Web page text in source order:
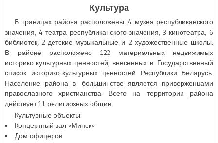
Культура
В границах района расположены: 4 музея республиканского
значения, 4 театра республиканского значения, 3 кинотеатра, 6
библиотек, 2 детские музыкальные и 2 художественные школы.
В районе расположено 122 материальных недвижимых
историко-культурных ценностей, внесенных в Государственный
список историко-культурных ценностей Республики Беларусь.
Население района в большинстве является приверженцами
православного христианства. Всего на территории района
действует 11 религиозных общин.
Культурные объекты:
Концертный зал «Минск»
Дом офицеров